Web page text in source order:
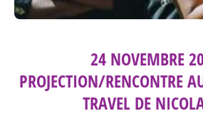
24 NOVEMBRE
PROJECTION/RENCONTRE
TRAVEL DE